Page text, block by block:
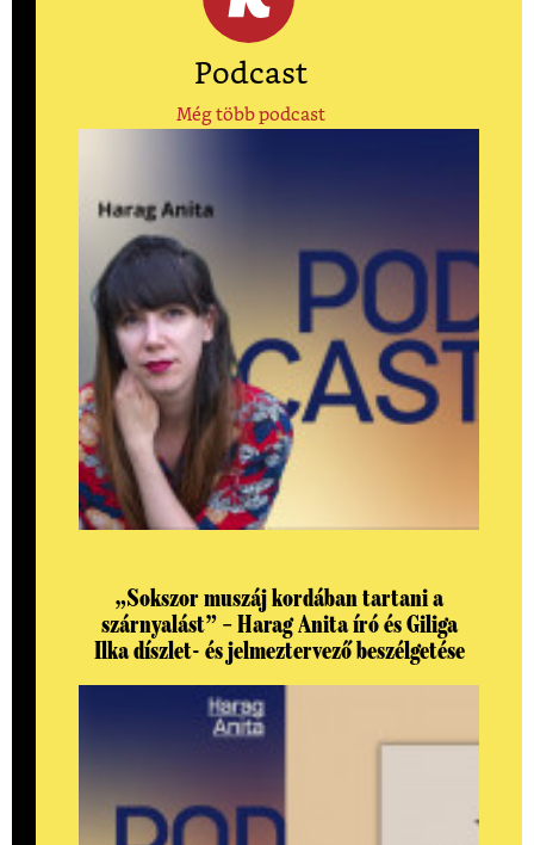
Podcast
Még több podcast
„Sokszor muszáj kordában tartani a
szárnyalást” – Harag Anita író és Giliga
Ilka díszlet- és jelmeztervező beszélgetése